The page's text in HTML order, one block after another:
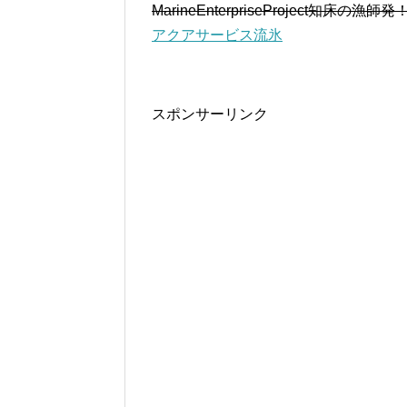
MarineEnterpriseProject知床の漁師発
アクアサービス流氷
スポンサーリンク